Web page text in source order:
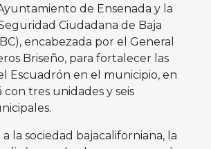
de Ensenada y la
Ciudadana de Baja
encabezada por el General
Briseño, para fortalecer las
Escuadrón en el municipio, en
tres unidades y seis
a la sociedad bajacaliforniana, la